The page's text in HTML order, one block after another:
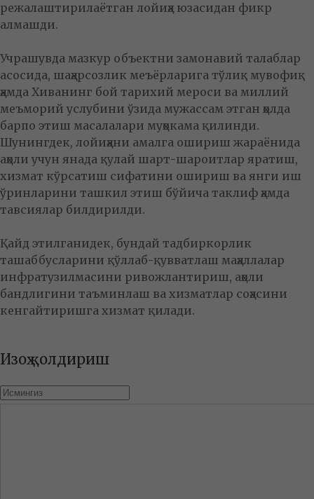
режалаштирилаётган лойиҳа юзасидан фикр
алмашди.
Учрашувда мазкур объектни замонавий талаблар
асосида, шаҳарсозлик меъёрларига тўлиқ мувофиқ
ҳамда Хиванинг бой тарихий мероси ва миллий
меъморий услубини ўзида мужассам этган ҳолда
барпо этиш масалалари муҳокама қилинди.
Шунингдек, лойиҳани амалга ошириш жараёнида
аҳоли учун янада қулай шарт-шароитлар яратиш,
хизмат кўрсатиш сифатини ошириш ва янги иш
ўринларини ташкил этиш бўйича таклиф ҳамда
тавсиялар билдирилди.
Қайд этилганидек, бундай тадбиркорлик
ташаббусларини қўллаб-қувватлаш маҳаллалар
инфратузилмасини ривожлантириш, аҳоли
бандлигини таъминлаш ва хизматлар соҳасини
кенгайтиришга хизмат қилади.
Изоҳ қолдириш